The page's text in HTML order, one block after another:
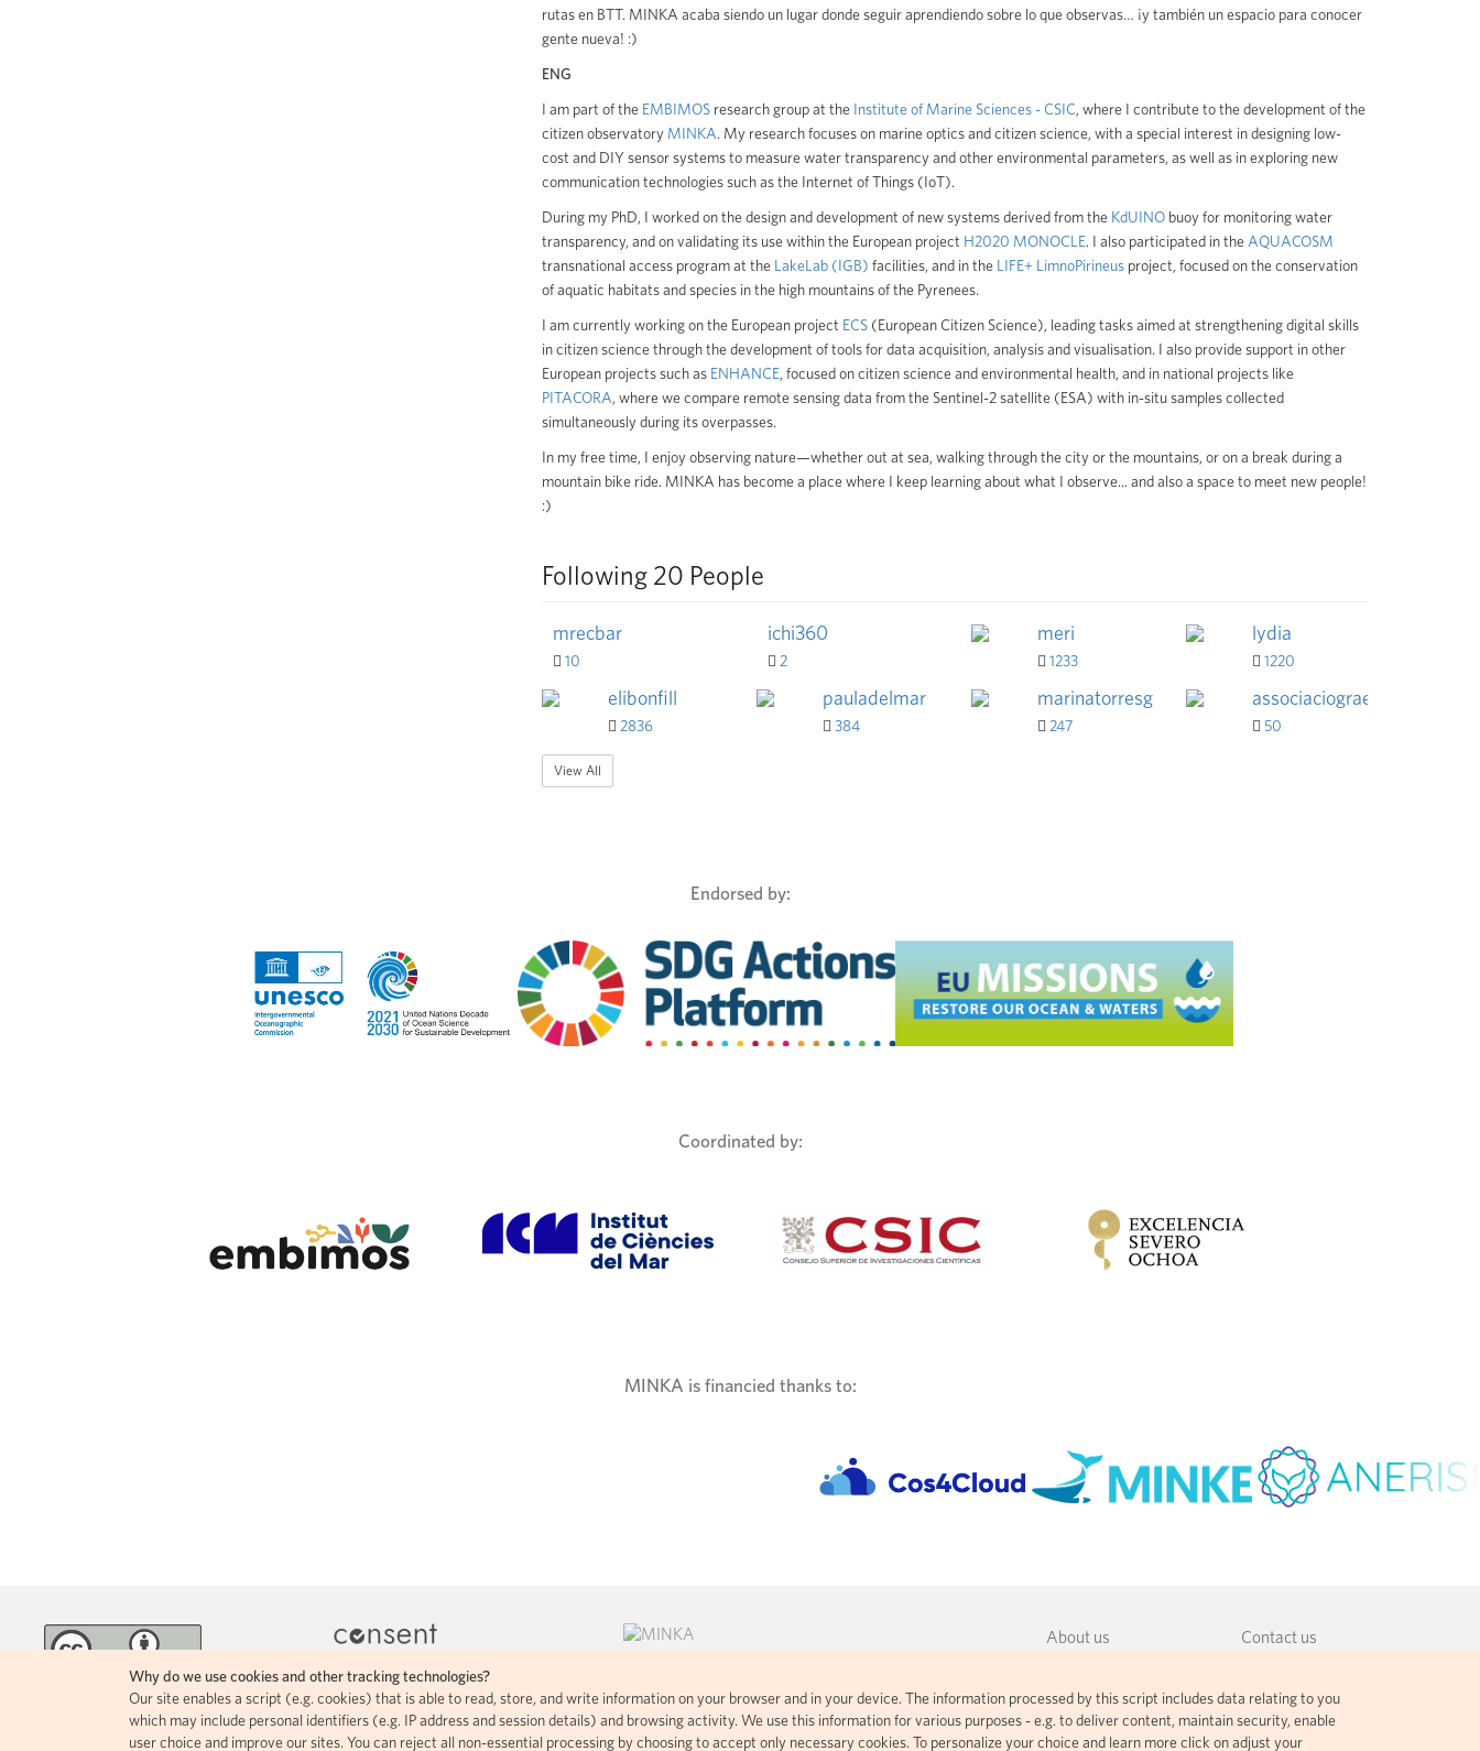
rutas en BTT. MINKA acaba siendo un lugar donde seguir aprendiendo sobre lo que observas… ¡y también un espacio para conocer
gente nueva! :)
ENG
I am part of the EMBIMOS research group at the Institute of Marine Sciences - CSIC, where I contribute to the development of the
citizen observatory MINKA. My research focuses on marine optics and citizen science, with a special interest in designing low-
cost and DIY sensor systems to measure water transparency and other environmental parameters, as well as in exploring new
communication technologies such as the Internet of Things (IoT).
During my PhD, I worked on the design and development of new systems derived from the KdUINO buoy for monitoring water
transparency, and on validating its use within the European project H2020 MONOCLE. I also participated in the AQUACOSM
transnational access program at the
LakeLab (IGB) facilities, and in the LIFE+ LimnoPirineus project, focused on the conservation
of aquatic habitats and species in the high mountains of the Pyrenees.
I am currently working on the European project ECS (European Citizen Science), leading tasks aimed at strengthening digital skills
in citizen science through the development of tools for data acquisition, analysis and visualisation. I also provide support in other
European projects such as ENHANCE, focused on citizen science and environmental health, and in national projects like
PITACORA, where we compare remote sensing data from the Sentinel-2 satellite (ESA) with in-situ samples collected
simultaneously during its overpasses.
In my free time, I enjoy observing nature—whether out at sea, walking through the city or the mountains, or on a break during a
mountain bike ride. MINKA has become a place where I keep learning about what I observe... and also a space to meet new people!
:)
Following 20 People
mrecbar
10
ichi360
2
meri
1233
lydia
1220
elibonfill
2836
pauladelmar
384
marinatorresgi
247
associaciograellsia
50
View All
Why do we use cookies and other tracking technologies?
Our site enables a script (e.g. cookies) that is able to read, store, and write information on your browser and in your device. The information processed by this script includes data relating to you
which may include personal identifiers (e.g. IP address and session details) and browsing activity. We use this information for various purposes - e.g. to deliver content, maintain security, enable
user choice and improve our sites. You can reject all non-essential processing by choosing to accept only necessary cookies. To personalize your choice and learn more click on adjust your
Endorsed by:
Coordinated by:
MINKA is financied thanks to:
The contents of this page circulate
under a Creative Commons Attribution
MINKA incorporates consent commons
icons, allowing for easy visual
Citizen science platform developed
using open-source code based on
About us Contact us
Governance Privacy policy